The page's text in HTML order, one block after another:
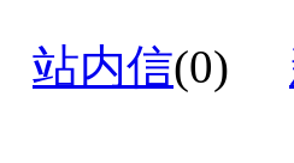
站内信(0)